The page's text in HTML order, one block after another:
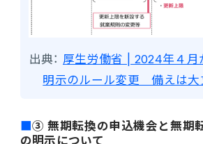
出典： 厚生労働省 | 2024年４月
明示のルール変更 備えは大
③ 無期転換の申込機会と無期
の明示について